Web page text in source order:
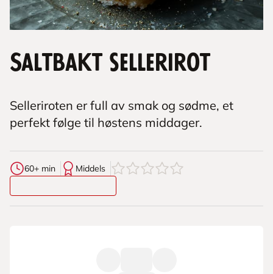
Saltbakt sellerirot
Selleriroten er full av smak og sødme, et
perfekt følge til høstens middager.
60+ min Middels 0av5stjerner